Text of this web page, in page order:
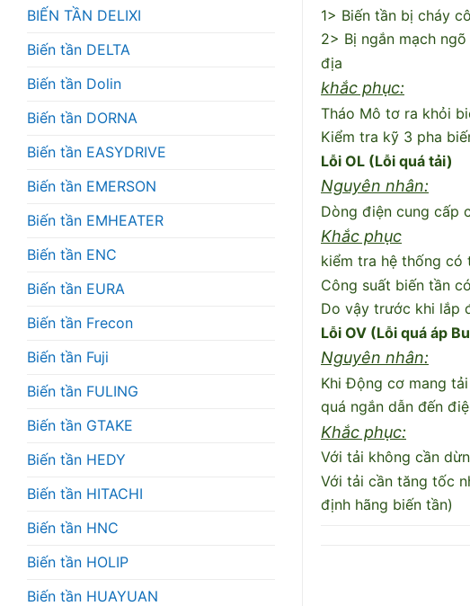
BIẾN TẦN DELIXI
Biến tần DELTA
Biến tần Dolin
Biến tần DORNA
Biến tần EASYDRIVE
Biến tần EMERSON
Biến tần EMHEATER
Biến tần ENC
Biến tần EURA
Biến tần Frecon
Biến tần Fuji
Biến tần FULING
Biến tần GTAKE
Biến tần HEDY
Biến tần HITACHI
Biến tần HNC
Biến tần HOLIP
Biến tần HUAYUAN
1> Biến tần bị cháy
2> Bị ngắn mạch
địa
khắc phục:
Tháo Mô tơ ra khỏi
Kiểm tra kỹ 3 pha
Lỗi OL (Lỗi quá tải)
Nguyên nhân:
Dòng điện cung cấp
Khắc phục
kiểm tra hệ thống có
Công suất biến tần
Do vậy trước khi lắp
Lỗi OV (Lỗi quá áp
Nguyên nhân:
Khi Động cơ mang
quá ngắn dẫn đến
Khắc phục:
Với tải không cần
Với tải cần tăng tốc
định hãng biến tần)